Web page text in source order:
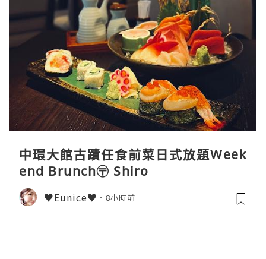
中環大館古蹟任食前菜日式放題Week
end Brunch〶 Shiro
♥Eunice♥ 8小時前